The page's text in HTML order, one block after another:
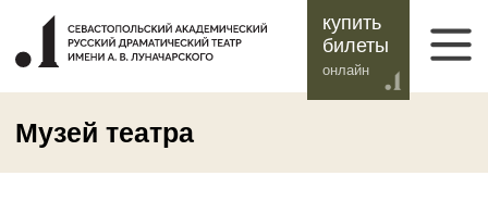
купить
билеты
онлайн
Музей театра